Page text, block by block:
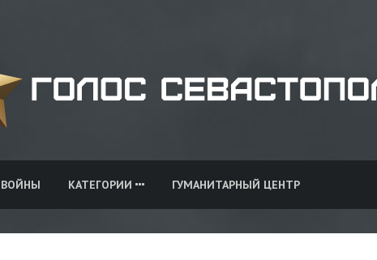
КАТЕГОРИИ ГУМАНИТАРНЫЙ ЦЕНТР